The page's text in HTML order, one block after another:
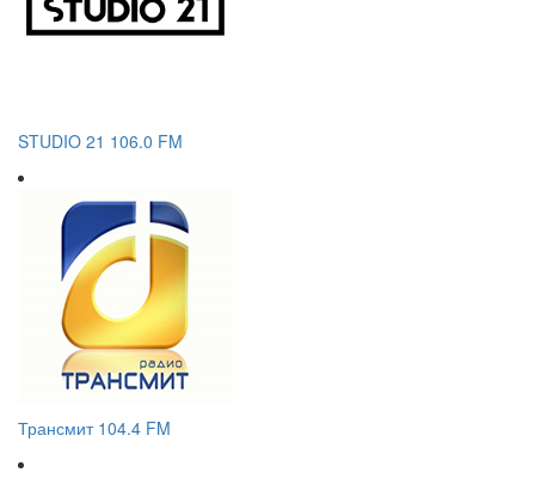
STUDIO 21 106.0 FM
Трансмит 104.4 FM